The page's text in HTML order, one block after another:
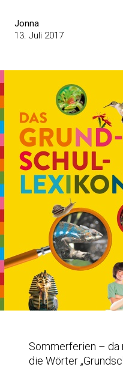
Jonna
13. Juli 2017
Sommerferien – da
die Wörter